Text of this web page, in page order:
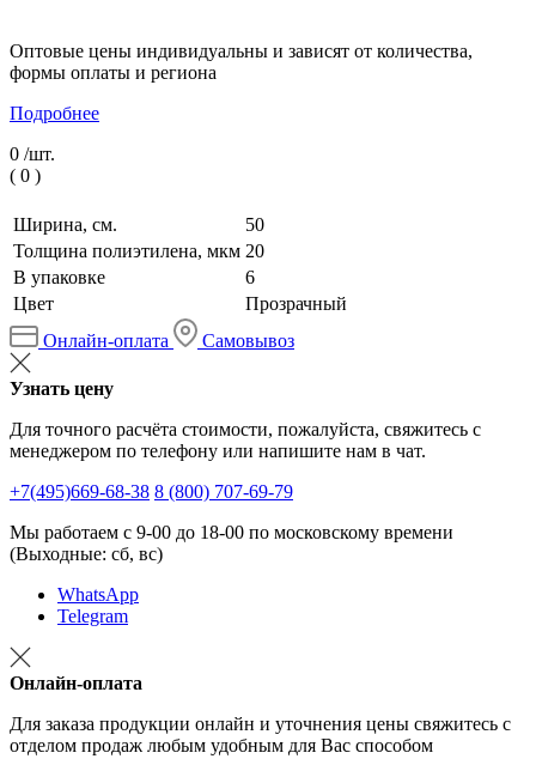
Оптовые цены индивидуальны и зависят от количества,
формы оплаты и региона
Подробнее
0 /шт.
( 0 )
Ширина, см.
50
Толщина полиэтилена, мкм 20
В упаковке
6
Цвет
Прозрачный
Онлайн-оплата
Самовывоз
Узнать цену
Для точного расчёта стоимости, пожалуйста, свяжитесь с
менеджером по телефону или напишите нам в чат.
+7(495)669-68-38 8 (800) 707-69-79
Мы работаем с 9-00 до 18-00 по московскому времени
(Выходные: сб, вс)
WhatsApp
Telegram
Онлайн-оплата
Для заказа продукции онлайн и уточнения цены свяжитесь с
отделом продаж любым удобным для Вас способом